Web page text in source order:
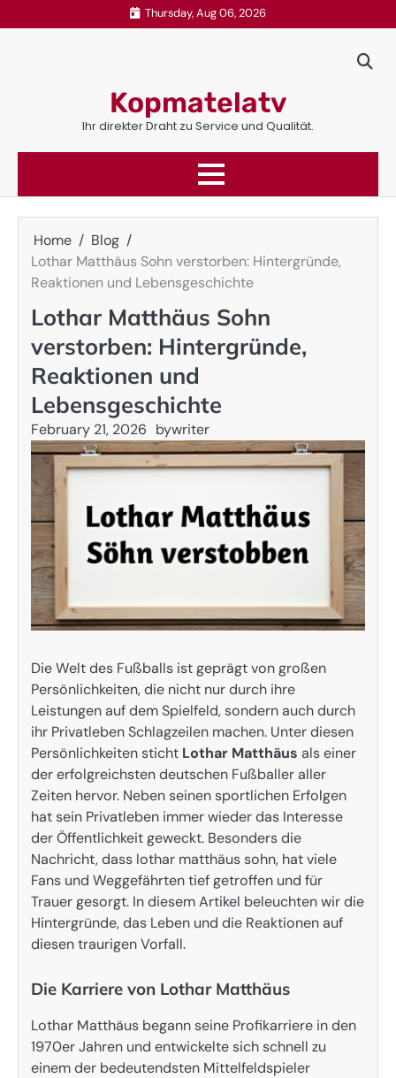
to
Thursday, Aug 06, 2026
Kopmatelatv
Ihr direkter Draht zu Service und Qualität.
Home
Blog
Lothar Matthäus Sohn verstorben: Hintergründe,
Reaktionen und Lebensgeschichte
Lothar Matthäus Sohn
verstorben: Hintergründe,
Reaktionen und
Lebensgeschichte
February 21, 2026 bywriter
Die Welt des Fußballs ist geprägt von großen
Persönlichkeiten, die nicht nur durch ihre
Leistungen auf dem Spielfeld, sondern auch durch
ihr Privatleben Schlagzeilen machen. Unter diesen
Persönlichkeiten sticht Lothar Matthäus als einer
der erfolgreichsten deutschen Fußballer aller
Zeiten hervor. Neben seinen sportlichen Erfolgen
hat sein Privatleben immer wieder das Interesse
der Öffentlichkeit geweckt. Besonders die
Nachricht, dass lothar matthäus sohn, hat viele
Fans und Weggefährten tief getroffen und für
Trauer gesorgt. In diesem Artikel beleuchten wir die
Hintergründe, das Leben und die Reaktionen auf
diesen traurigen Vorfall.
Die Karriere von Lothar Matthäus
Lothar Matthäus begann seine Profikarriere in den
1970er Jahren und entwickelte sich schnell zu
einem der bedeutendsten Mittelfeldspieler